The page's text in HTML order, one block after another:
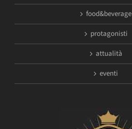
food&beverage
protagonisti
attualità
eventi